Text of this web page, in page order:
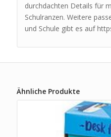
durchdachten Details für
Schulranzen. Weitere
und Schule gibt es auf
Ähnliche Produkte